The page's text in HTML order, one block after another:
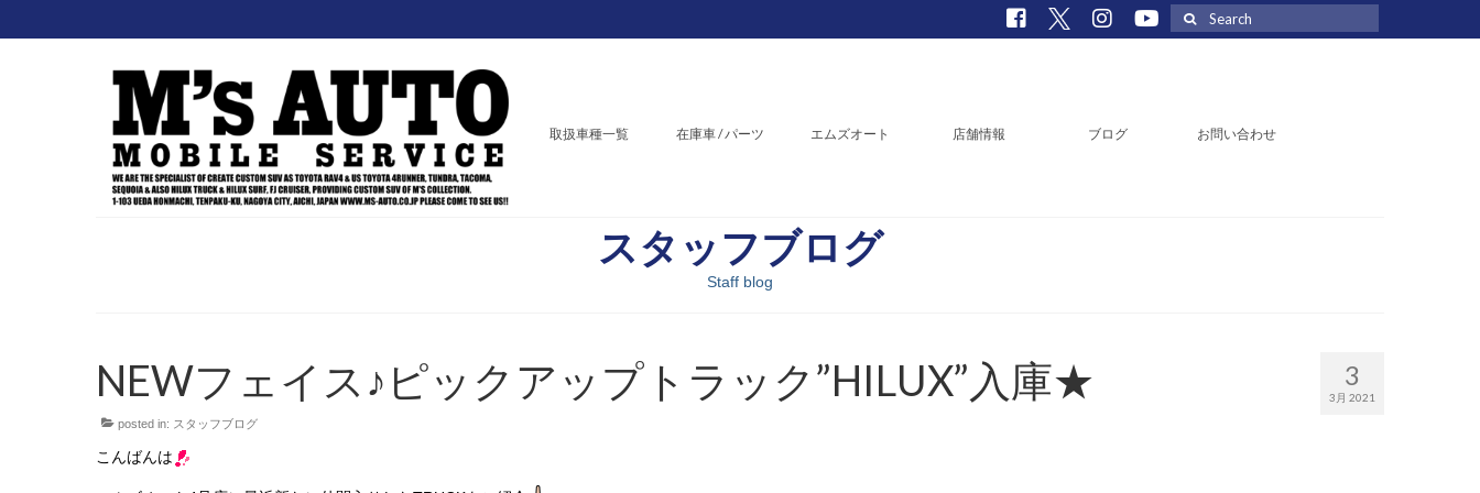
Search
for:
取扱車種一覧 在庫車 / パーツ エムズオート 店舗情報 ブログ お問い合わせ
スタッフブログ
Staff blog
3
3月 2021
NEWフェイス♪ピックアップトラック”HILUX”入庫★
posted in: スタッフブログ
こんばんは